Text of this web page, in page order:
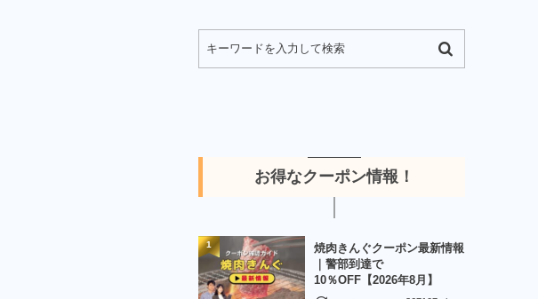
お得なクーポン情報！
焼肉きんぐクーポン最新情報
｜警部到達で
10％OFF【2026年8月】
1